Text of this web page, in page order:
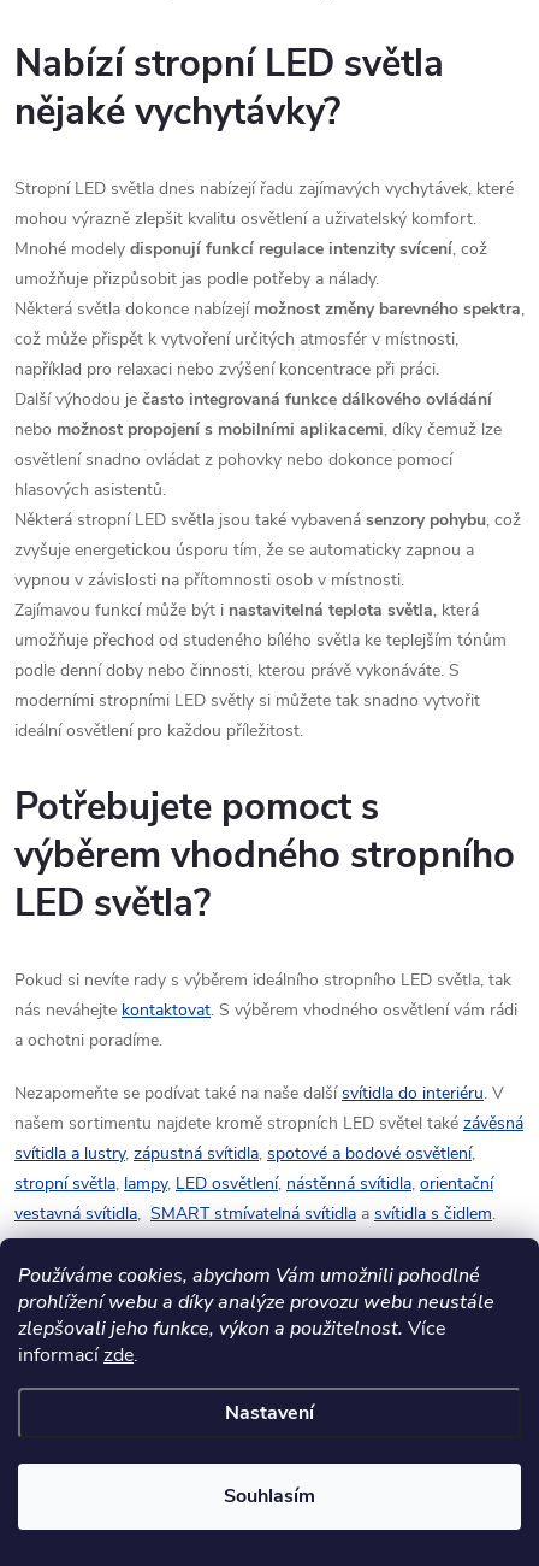
Používáme cookies, abychom Vám umožnili pohodlné
prohlížení webu a díky analýze provozu webu neustále
zlepšovali jeho funkce, výkon a použitelnost. Více
informacízde.
Nastavení
Souhlasím
Nabízí stropní LED světla
nějaké vychytávky?
Stropní LED světla dnes nabízejí řadu zajímavých vychytávek, které
mohou výrazně zlepšit kvalitu osvětlení a uživatelský komfort.
Mnohé modely disponují funkcí regulace intenzity svícení, což
umožňuje přizpůsobit jas podle potřeby a nálady.
Některá světla dokonce nabízejí možnost změny barevného spektra,
což může přispět k vytvoření určitých atmosfér v místnosti,
například pro relaxaci nebo zvýšení koncentrace při práci.
Další výhodou je často integrovaná funkce dálkového ovládání
nebo možnost propojení s mobilními aplikacemi, díky čemuž lze
osvětlení snadno ovládat z pohovky nebo dokonce pomocí
hlasových asistentů.
Některá stropní LED světla jsou také vybavená senzory pohybu, což
zvyšuje energetickou úsporu tím, že se automaticky zapnou a
vypnou v závislosti na přítomnosti osob v místnosti.
Zajímavou funkcí může být i nastavitelná teplota světla, která
umožňuje přechod od studeného bílého světla ke teplejším tónům
podle denní doby nebo činnosti, kterou právě vykonáváte. S
moderními stropními LED světly si můžete tak snadno vytvořit
ideální osvětlení pro každou příležitost.
Potřebujete pomoct s
výběrem vhodného stropního
LED světla?
Pokud si nevíte rady s výběrem ideálního stropního LED světla, tak
nás neváhejte kontaktovat. S výběrem vhodného osvětlení vám rádi
a ochotni poradíme.
Nezapomeňte se podívat také na naše dalšísvítidla do interiéru. V
našem sortimentu najdete kromě stropních LED světel také závěsná
svítidla a lustry, zápustná svítidla, spotové a bodové osvětlení,
stropní světla, lampy, LED osvětlení, nástěnná svítidla, orientační
vestavná svítidla, SMART stmívatelná svítidla a svítidla s čidlem.
a slevách